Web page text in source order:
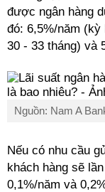
được ngân hàng
đó: 6,5%/năm (kỳ
30 - 33 tháng) và
Nguồn: Nam A
Nếu có nhu cầu
khách hàng sẽ
0,1%/năm và